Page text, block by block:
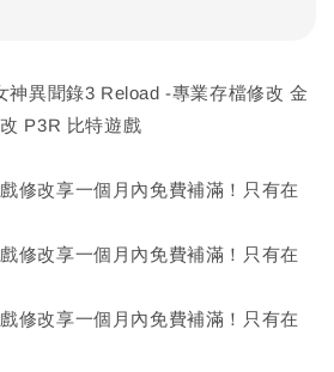
神異聞錄3 Reload -專業存檔修改 金
P3R 比特遊戲
修改享一個月內免費補滿！只有在
修改享一個月內免費補滿！只有在
修改享一個月內免費補滿！只有在